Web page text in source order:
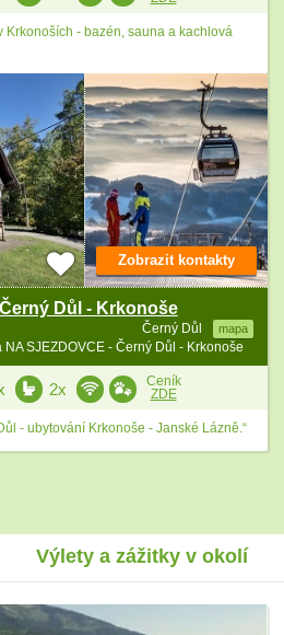
Krkonoších - bazén, sauna a kachlová
Důl - Krkonoše
Černý Důl mapa
SJEZDOVCE - Černý Důl - Krkonoše
Zobrazit kontakty
2x
Ceník
ZDE
- ubytování Krkonoše - Janské Lázně.“
Výlety a zážitky v okolí